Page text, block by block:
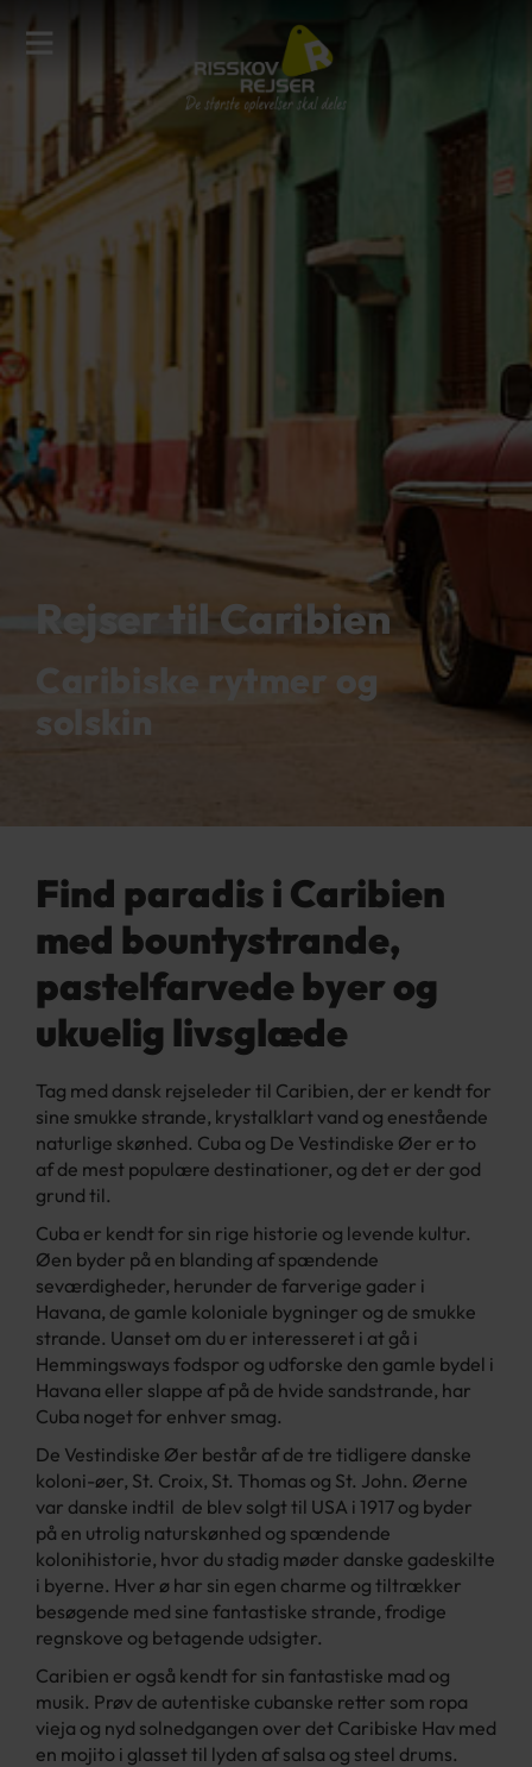
Rejser til Caribien
Caribiske rytmer og
solskin
Find paradis i Caribien
med bountystrande,
pastelfarvede byer og
ukuelig livsglæde
Tag med dansk rejseleder til Caribien, der er kendt for
sine smukke strande, krystalklart vand og enestående
naturlige skønhed. Cuba og De Vestindiske Øer er to
af de mest populære destinationer, og det er der god
grund til.
Cuba er kendt for sin rige historie og levende kultur.
Øen byder på en blanding af spændende
seværdigheder, herunder de farverige gader i
Havana, de gamle koloniale bygninger og de smukke
strande. Uanset om du er interesseret i at gå i
Hemmingsways fodspor og udforske den gamle bydel i
Havana eller slappe af på de hvide sandstrande, har
Cuba noget for enhver smag.
De Vestindiske Øer består af de tre tidligere danske
koloni-øer, St. Croix, St. Thomas og St. John. Øerne
var danske indtil de blev solgt til USA i 1917 og byder
på en utrolig naturskønhed og spændende
kolonihistorie, hvor du stadig møder danske gadeskilte
i byerne. Hver ø har sin egen charme og tiltrækker
besøgende med sine fantastiske strande, frodige
regnskove og betagende udsigter.
Caribien er også kendt for sin fantastiske mad og
musik. Prøv de autentiske cubanske retter som ropa
vieja og nyd solnedgangen over det Caribiske Hav med
en mojito i glasset til lyden af salsa og steel drums.